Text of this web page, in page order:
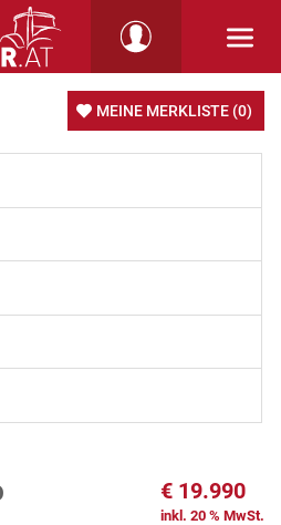
MEINE MERKLISTE (0)
€ 19.990
inkl. 20 % MwSt.